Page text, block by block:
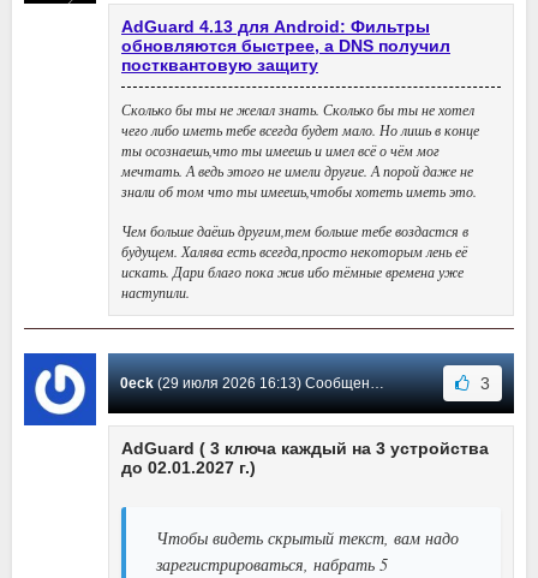
AdGuard 4.13 для Android: Фильтры
обновляются быстрее, а DNS получил
постквантовую защиту
Сколько бы ты не желал знать. Сколько бы ты не хотел
чего либо иметь тебе всегда будет мало. Но лишь в конце
ты осознаешь,что ты имеешь и имел всё о чём мог
мечтать. А ведь этого не имели другие. А порой даже не
знали об том что ты имеешь,чтобы хотеть иметь это.
Чем больше даёшь другим,тем больше тебе воздастся в
будущем. Халява есть всегда,просто некоторым лень её
искать. Дари благо пока жив ибо тёмные времена уже
наступили.
0eck(29 июля 2026 16:13) Сообщение #4141 3
AdGuard ( 3 ключа каждый на 3 устройства
до 02.01.2027 г.)
Чтобы видеть скрытый текст, вам надо
зарегистрироваться, набрать 5